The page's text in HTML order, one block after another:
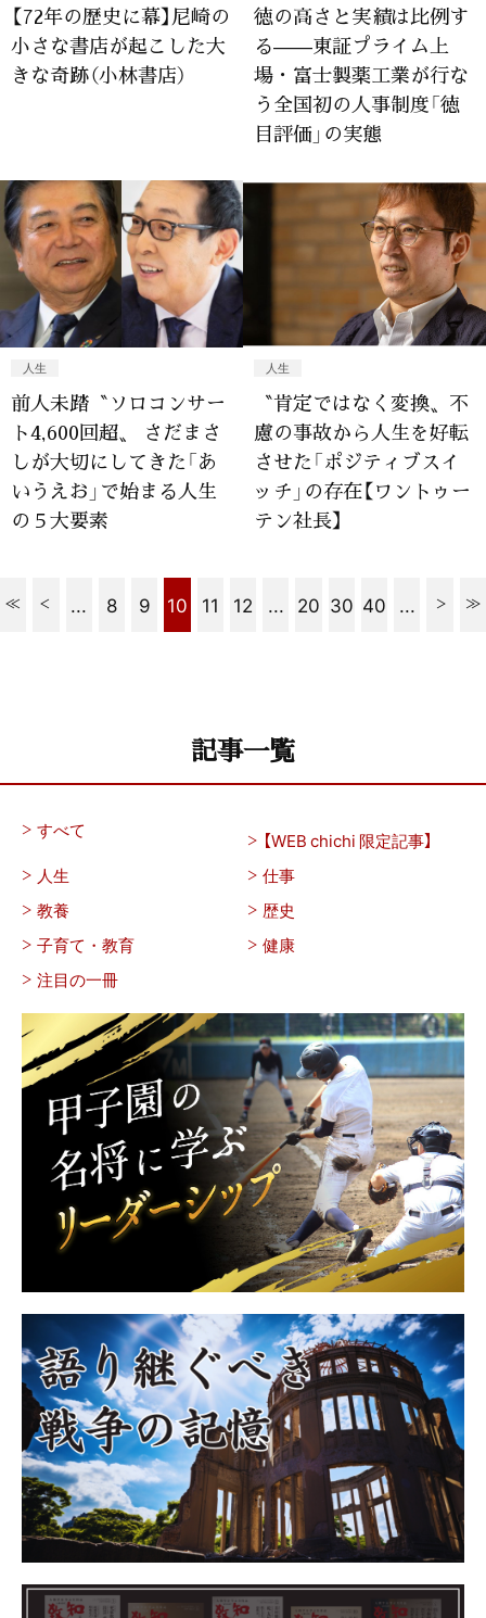
【72年の歴史に幕】尼崎の
小さな書店が起こした大
きな奇跡（小林書店）
徳の高さと実績は比例す
る——東証プライム上
場・富士製薬工業が行な
う全国初の人事制度「徳
目評価」の実態
人生
前人未踏〝ソロコンサー
ト4,600回超〟 さだまさ
しが大切にしてきた「あ
いうえお」で始まる人生
の５大要素
人生
〝肯定ではなく変換〟不
慮の事故から人生を好転
させた「ポジティブスイ
ッチ」の存在【ワントゥー
テン社長】
... 8 9 10 11 12 ... 20 30 40 ...
記事一覧
すべて
【WEB chichi 限定記事】
人生
仕事
教養
歴史
子育て・教育
健康
注目の一冊